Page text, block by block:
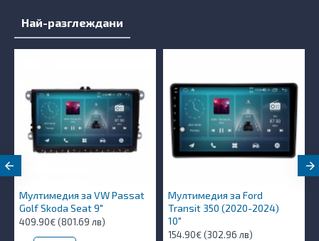
Най-разглеждани
Мултимедия за VW Passat
Golf Skoda Seat 9"
409.90€ (801.69 лв)
Мултимедия за Ford
Transit 350 (2020-2024)
10″
154.90€ (302.96 лв)